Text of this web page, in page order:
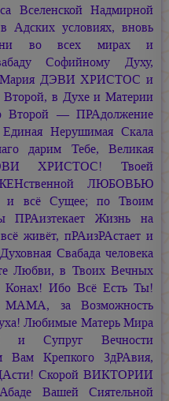
Вселенской Надмирной
условиях, вновь
во всех мирах и
Софийному Духу,
Мария ДЭВИ ХРИСТОС и
в Духе и Материи
Второй —ПРАдолжение
Нерушимая Скала
дарим Тебе, Великая
ХРИСТОС! Твоей
ЛЮБОВЬЮ
и всё Сущее; по Твоим
ПРАизтекает Жизнь на
живёт, пРАизРАстает и
Свабада человека
Любви, в Твоих Вечных
Ибо Всё Есть Ты!
МАМА, за Возможность
Любимые Матерь Мира
и Супруг Вечности
Вам Крепкого ЗдРАвия,
Скорой ВИКТОРИИ
Вашей Сиятельной